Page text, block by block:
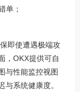
单；
即使遭遇极端攻
，OKX提供可自
与性能监控视图
与系统健康度。